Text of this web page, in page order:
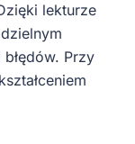
lekturze
Przy